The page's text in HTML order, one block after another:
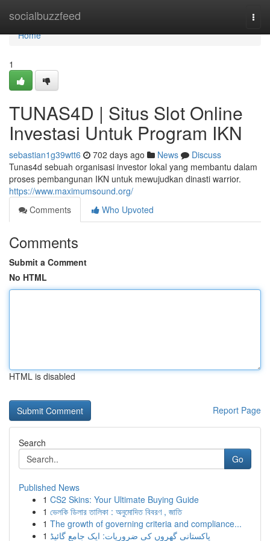
socialbuzzfeed
Home
Home
1
TUNAS4D | Situs Slot Online
Investasi Untuk Program IKN
sebastian1g39wtt6 702 days ago News
Discuss
Tunas4d sebuah organisasi investor lokal yang membantu dalam
proses pembangunan IKN untuk mewujudkan dinasti warrior.
https://www.maximumsound.org/
Comments
Who Upvoted
Comments
Submit a Comment
No HTML
HTML is disabled
Report Page
Search
Go
Published News
1 CS2 Skins: Your Ultimate Buying Guide
1 ভেলকি ডিলার তালিকা : অনুমোদিত বিবরণ , জাতি
1 The growth of governing criteria and compliance...
1 پاکستانی گھروں کی ضروریات: ایک جامع گائیڈ